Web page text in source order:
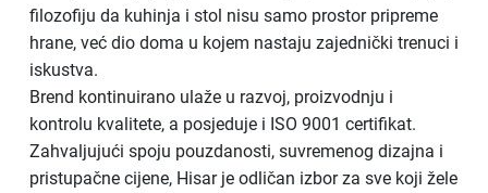
filozofiju da kuhinja i stol nisu samo prostor pripreme
hrane, već dio doma u kojem nastaju zajednički trenuci i
iskustva.
Brend kontinuirano ulaže u razvoj, proizvodnju i
kontrolu kvalitete, a posjeduje i ISO 9001 certifikat.
Zahvaljujući spoju pouzdanosti, suvremenog dizajna i
pristupačne cijene, Hisar je odličan izbor za sve koji žele